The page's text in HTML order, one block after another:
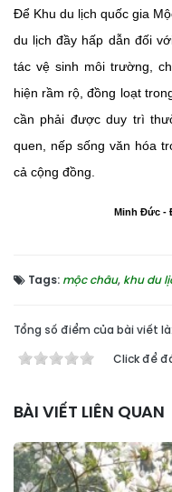
Để Khu du lịch quốc gia
du lịch đầy hấp dẫn đối
tác vệ sinh môi trường,
hiện rầm rộ, đồng loạt
cần phải được duy trì
quen, nếp sống văn hóa
cả cộng đồng.
Minh Đức -
Tags: mộc châu, khu du
Tổng số điểm của bài viết
Click để
BÀI VIẾT LIÊN QUAN